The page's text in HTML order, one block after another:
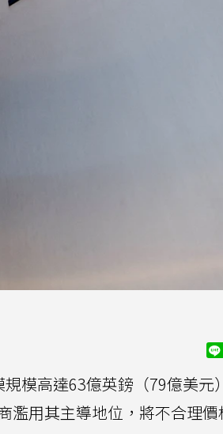
模高達63億英鎊（79億美元
濫用其主導地位，將不合理價